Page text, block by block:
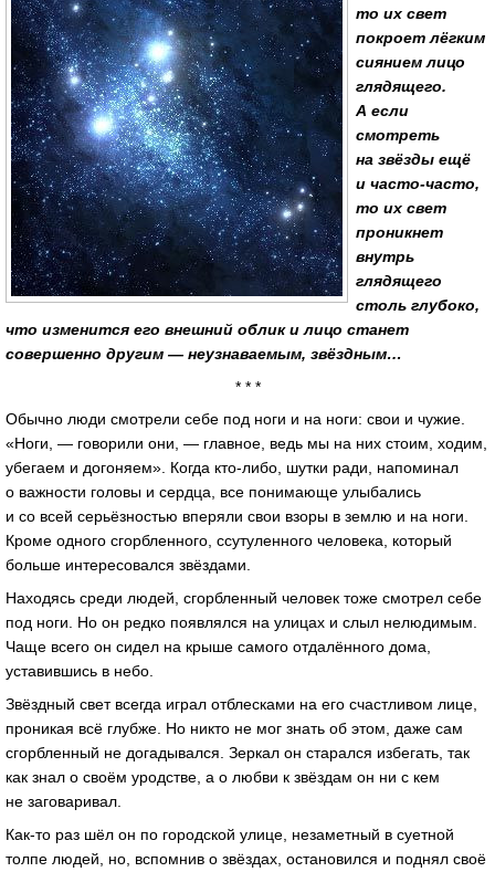
то их свет
покроет лёгким
сиянием лицо
глядящего.
А если
смотреть
на звёзды ещё
и часто-часто,
то их свет
проникнет
внутрь
глядящего
столь глубоко,
что изменится его внешний облик и лицо станет
совершенно другим — неузнаваемым, звёздным…
* * *
Обычно люди смотрели себе под ноги и на ноги: свои и чужие.
«Ноги, — говорили они, — главное, ведь мы на них стоим, ходим,
убегаем и догоняем». Когда кто-либо, шутки ради, напоминал
о важности головы и сердца, все понимающе улыбались
и со всей серьёзностью вперяли свои взоры в землю и на ноги.
Кроме одного сгорбленного, ссутуленного человека, который
больше интересовался звёздами.
Находясь среди людей, сгорбленный человек тоже смотрел себе
под ноги. Но он редко появлялся на улицах и слыл нелюдимым.
Чаще всего он сидел на крыше самого отдалённого дома,
уставившись в небо.
Звёздный свет всегда играл отблесками на его счастливом лице,
проникая всё глубже. Но никто не мог знать об этом, даже сам
сгорбленный не догадывался. Зеркал он старался избегать, так
как знал о своём уродстве, а о любви к звёздам он ни с кем
не заговаривал.
Как-то раз шёл он по городской улице, незаметный в суетной
толпе людей, но, вспомнив о звёздах, остановился и поднял своё